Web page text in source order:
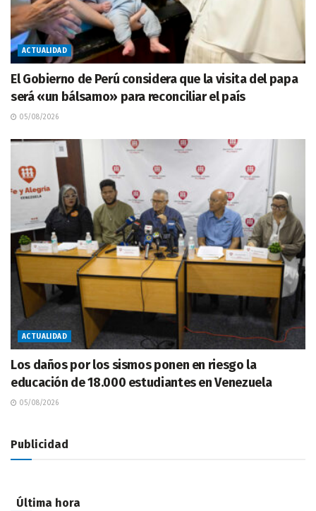
ACTUALIDAD
El Gobierno de Perú considera que la visita del papa
será «un bálsamo» para reconciliar el país
05/08/2026
ACTUALIDAD
Los daños por los sismos ponen en riesgo la
educación de 18.000 estudiantes en Venezuela
05/08/2026
Publicidad
Última hora